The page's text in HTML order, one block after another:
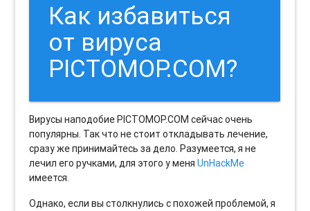
Как избавиться
от вируса
PICTOMOP.COM?
Вирусы наподобие PICTOMOP.COM сейчас очень
популярны. Так что не стоит откладывать лечение,
сразу же принимайтесь за дело. Разумеется, я не
лечил его ручками, для этого у меняUnHackMe
имеется.
Однако, если вы столкнулись с похожей проблемой, я